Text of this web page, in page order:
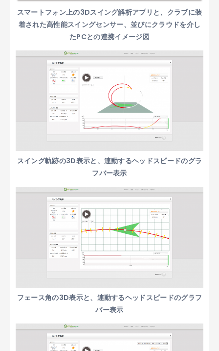
スマートフォン上の3Dスイング解析アプリと、クラブに装
着された高性能スイングセンサー、並びにクラウドを介し
たPCとの連携イメージ図
スイング軌跡の3D表示と、連動するヘッドスピードのグラ
フバー表示
フェース角の3D表示と、連動するヘッドスピードのグラフ
バー表示